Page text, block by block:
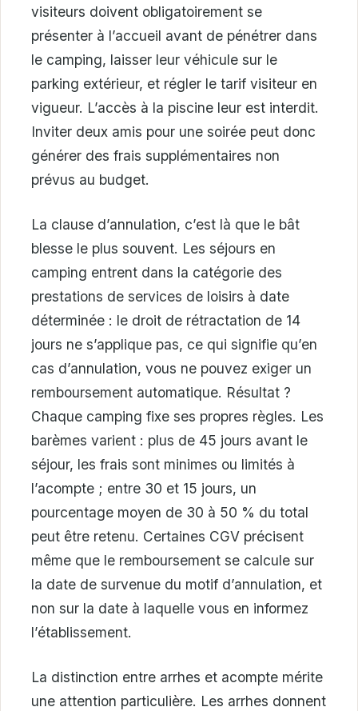
visiteurs doivent obligatoirement se
présenter à l’accueil avant de pénétrer dans
le camping, laisser leur véhicule sur le
parking extérieur, et régler le tarif visiteur en
vigueur. L’accès à la piscine leur est interdit.
Inviter deux amis pour une soirée peut donc
générer des frais supplémentaires non
prévus au budget.
La clause d’annulation, c’est là que le bât
blesse le plus souvent. Les séjours en
camping entrent dans la catégorie des
prestations de services de loisirs à date
déterminée : le droit de rétractation de 14
jours ne s’applique pas, ce qui signifie qu’en
cas d’annulation, vous ne pouvez exiger un
remboursement automatique. Résultat ?
Chaque camping fixe ses propres règles. Les
barèmes varient : plus de 45 jours avant le
séjour, les frais sont minimes ou limités à
l’acompte ; entre 30 et 15 jours, un
pourcentage moyen de 30 à 50 % du total
peut être retenu. Certaines CGV précisent
même que le remboursement se calcule sur
la date de survenue du motif d’annulation, et
non sur la date à laquelle vous en informez
l’établissement.
La distinction entre arrhes et acompte mérite
une attention particulière. Les arrhes donnent